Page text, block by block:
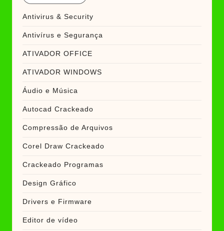
Antivirus & Security
Antivírus e Segurança
ATIVADOR OFFICE
ATIVADOR WINDOWS
Áudio e Música
Autocad Crackeado
Compressão de Arquivos
Corel Draw Crackeado
Crackeado Programas
Design Gráfico
Drivers e Firmware
Editor de vídeo